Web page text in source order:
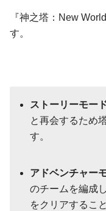
『神之塔：New
す。
ストーリーモー
と再会するため
す。
アドベンチャー
のチームを編成
をクリアするこ